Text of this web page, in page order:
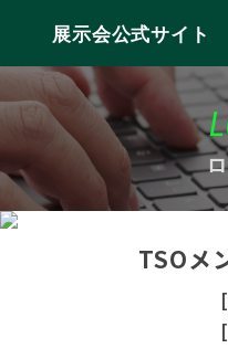
展示会公式サイト
TSOメ